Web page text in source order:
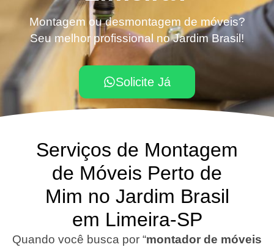
Montagem ou desmontagem de móveis?
Seu melhor profissional no Jardim Brasil!
Solicite Já
Serviços de Montagem
de Móveis Perto de
Mim no Jardim Brasil
em Limeira-SP
Quando você busca por “montador de móveis